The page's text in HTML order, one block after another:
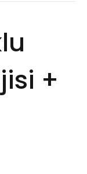
+